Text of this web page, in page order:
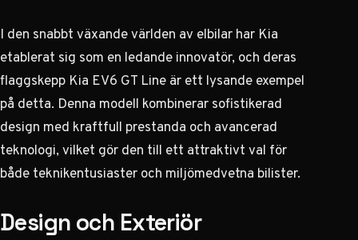
I den snabbt växande världen av elbilar har Kia
etablerat sig som en ledande innovatör, och deras
flaggskepp Kia EV6 GT Line är ett lysande exempel
på detta. Denna modell kombinerar sofistikerad
design med kraftfull prestanda och avancerad
teknologi, vilket gör den till ett attraktivt val för
både teknikentusiaster och miljömedvetna bilister.
Design och Exteriör